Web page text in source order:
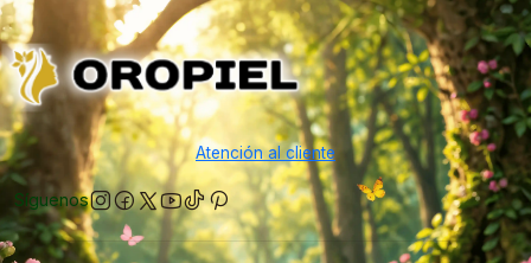
Atención al cliente
Síguenos